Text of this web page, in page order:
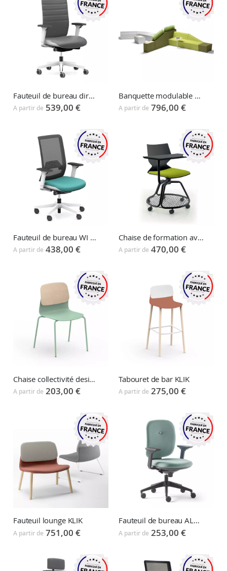
Fauteuil de bureau direction WI MAX
A partir de 539,00 €
Banquette modulable MENDI
A partir de 796,00 €
Fauteuil de bureau WI MAX
A partir de 438,00 €
Chaise de formation avec tablette IKASI
A partir de 470,00 €
Chaise collectivité design KLIK
A partir de 203,00 €
Tabouret de bar KLIK
A partir de 275,00 €
Fauteuil lounge KLIK
A partir de 751,00 €
Fauteuil de bureau ALAIA
A partir de 253,00 €